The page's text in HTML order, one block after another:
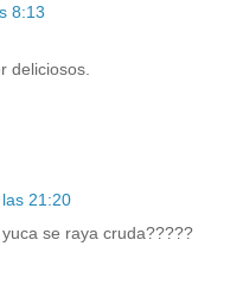
8:13
deliciosos.
21:20
se raya cruda?????